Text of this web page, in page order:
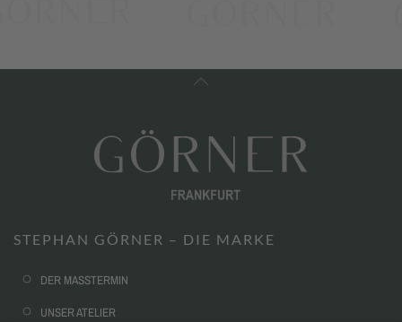
STEPHAN GÖRNER – DIE MARKE
DER MASSTERMIN
UNSER ATELIER